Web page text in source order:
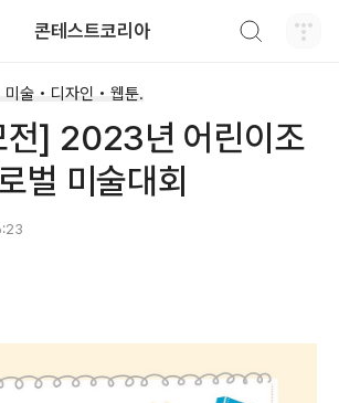
콘테스트코리아
술 • 디자인 • 웹툰.
전] 2023년 어린이조
벌 미술대회